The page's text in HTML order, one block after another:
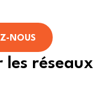
NOUS
les réseaux